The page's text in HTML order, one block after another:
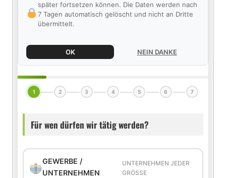
später fortsetzen können. Die Daten werden nach
7 Tagen automatisch gelöscht und nicht an Dritte
übermittelt.
OK NEIN DANKE
1 2 3 4 5 6 7
Für wen dürfen wir tätig werden?
GEWERBE /
UNTERNEHMEN
UNTERNEHMEN JEDER
GRÖSSE